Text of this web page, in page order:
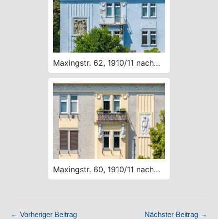
Maxingstr. 62, 1910/11 nach
Plänen von Wilhelm
Wohlmeyer, secessionistisch
Maxingstr. 60, 1910/11 nach
Plänen von Wilhelm
← Vorheriger Beitrag Nächster Beitrag →